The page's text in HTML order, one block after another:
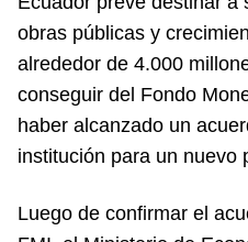
obras públicas y
alrededor de 4.000
conseguir del Fondo
haber alcanzado un
institución para un nuevo
Luego de confirmar el